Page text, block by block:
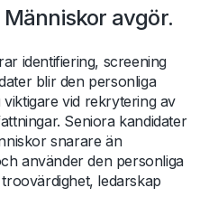
avgör.
identifiering, screening
blir den personliga
vid rekrytering av
Seniora kandidater
snarare än
använder den personliga
ledarskap